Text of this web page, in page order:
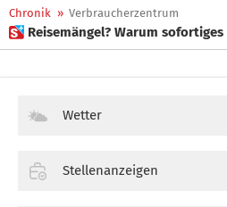
Chronik » Verbraucherzentrum
 Reisemängel? Warum
Wetter
Stellenanzeigen